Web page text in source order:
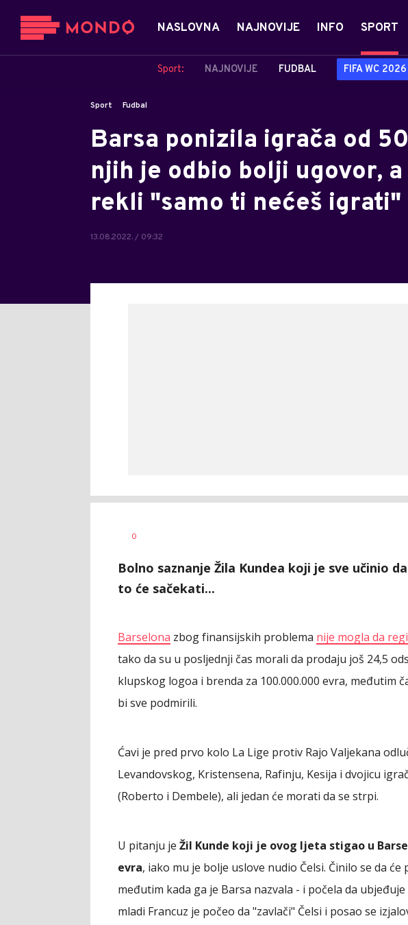
NASLOVNA NAJNOVIJE INFO SPORT
Sport: NAJNOVIJE FUDBAL FIFA WC 2026
Sport Fudbal
Barsa ponizila igrača od
njih je odbio bolji ugovor,
rekli "samo ti nećeš igrati"
13.08.2022. / 09:32
AUTOR
0
Bolno saznanje Žila Kundea koji je sve učinio
to će sačekati...
Barselona zbog finansijskih problema nije mogla da
tako da su u posljednji čas morali da prodaju još 24,5
klupskog logoa i brenda za 100.000.000 evra, međutim
bi sve podmirili.
Ćavi je pred prvo kolo La Lige protiv Rajo Valjekana
Levandovskog, Kristensena, Rafinju, Kesija i dvojicu
(Roberto i Dembele), ali jedan će morati da se strpi.
U pitanju je Žil Kunde koji je ovog ljeta stigao u
evra, iako mu je bolje uslove nudio Čelsi. Činilo se da
međutim kada ga je Barsa nazvala - i počela da
mladi Francuz je počeo da "zavlači" Čelsi i posao se